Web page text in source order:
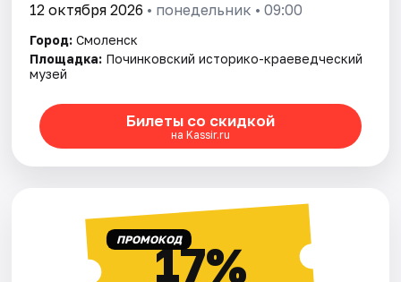
12 октября 2026 • понедельник • 09:00
Город: Смоленск
Площадка: Починковский историко-краеведческий
музей
Билеты со скидкой
на Kassir.ru
ПРОМОКОД17%